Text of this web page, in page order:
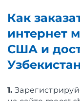
Как
интернет
США и
1.